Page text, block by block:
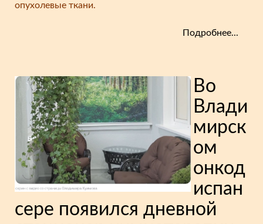
опухолевые ткани.
Подробнее...
Во
Влади
мирск
ом
онкод
испан
сере появился дневной